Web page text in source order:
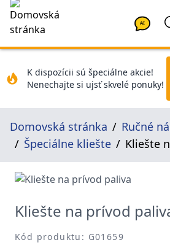
AI
K dispozícii sú špeciálne akcie!
Nenechajte si ujsť skvelé ponuky!
Domovská stránka
Ručné
Špeciálne kliešte
Kliešte
Kliešte na prívod
Kód produktu: G01659